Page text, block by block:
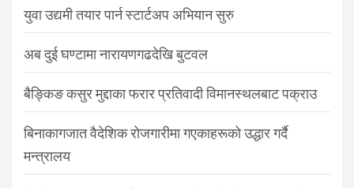
युवा उद्यमी तयार पार्न स्टार्टअप अभियान सुरु
अब दुई घण्टामा नारायणगढदेखि बुटवल
बैङ्किङ कसुर मुद्दाका फरार प्रतिवादी विमानस्थलबाट पक्राउ
बिनाकागजात वैदेशिक रोजगारीमा गएकाहरूको उद्धार गर्दै
मन्त्रालय